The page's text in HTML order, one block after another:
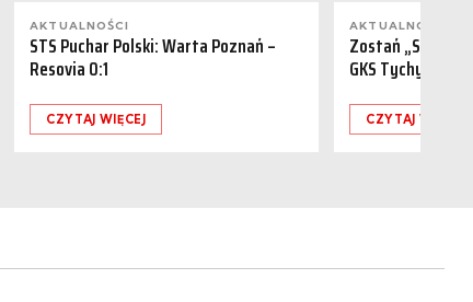
AKTUALNOŚCI
STS Puchar Polski: Warta Poznań –
Resovia 0:1
CZYTAJ WIĘCEJ
AKTUALNOŚCI
Zostań
GKS Tychy
CZYTAJ WIĘCEJ